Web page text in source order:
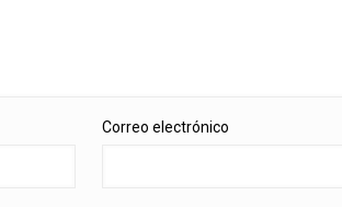
Correo electrónico